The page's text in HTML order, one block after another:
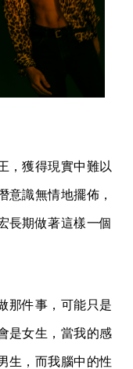
，獲得現實中難以
意識無情地擺佈，
長期做著這樣一個
那件事，可能只是
是女生，當我的感
生，而我腦中的性